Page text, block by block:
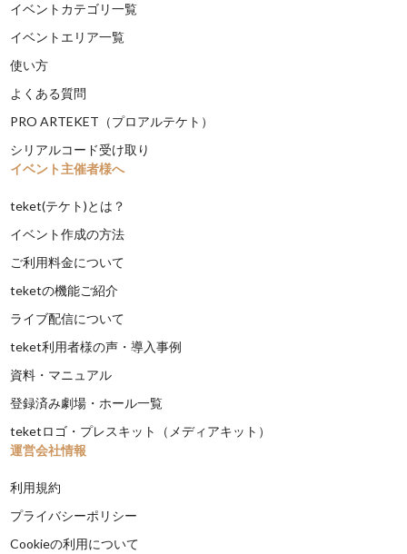
イベントカテゴリ一覧
イベントエリア一覧
使い方
よくある質問
PRO ARTEKET（プロアルテケト）
シリアルコード受け取り
イベント主催者様へ
teket(テケト)とは？
イベント作成の方法
ご利用料金について
teketの機能ご紹介
ライブ配信について
teket利用者様の声・導入事例
資料・マニュアル
登録済み劇場・ホール一覧
teketロゴ・プレスキット（メディアキット）
運営会社情報
利用規約
プライバシーポリシー
Cookieの利用について